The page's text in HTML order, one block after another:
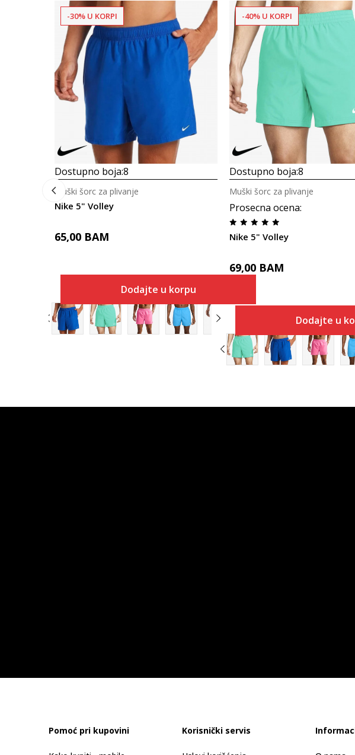
-30% U KORPI
Dostupno boja:8
Nike 5" Volley
Muški šorc za plivanje
65,00 BAM
Dodajte u korpu
-40% U KORPI
Dostupno boja:8
Prosecna ocena:
Nike 5" Volley
Muški šorc za plivanje
69,00 BAM
Dodajte u
Pomoć pri kupovini Korisnički servis